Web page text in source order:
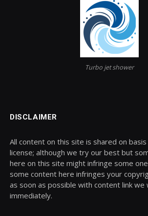
Turbo jet shower
DISCLAIMER
All content on this site is shared on
license; although we try our best but
here on this site might infringe some
some content here infringes your
as soon as possible with content link we
immediately.